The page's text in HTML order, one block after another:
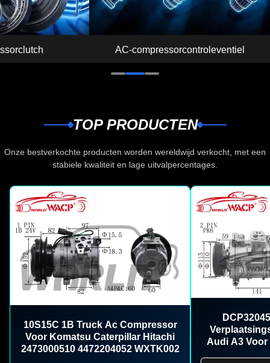
AC-compressorcontroleventiel
TOP PRODUCTEN
Onze bestverkochte producten worden wereldwijd verkocht, met een
stabiele kwaliteit en lage uitvalpercentages.
10S15C 1B Truck Ac Compressor
Voor Komatsu Caterpillar Hitachi
2473000510 4472204052 WXTK002
Audi A3 Voor